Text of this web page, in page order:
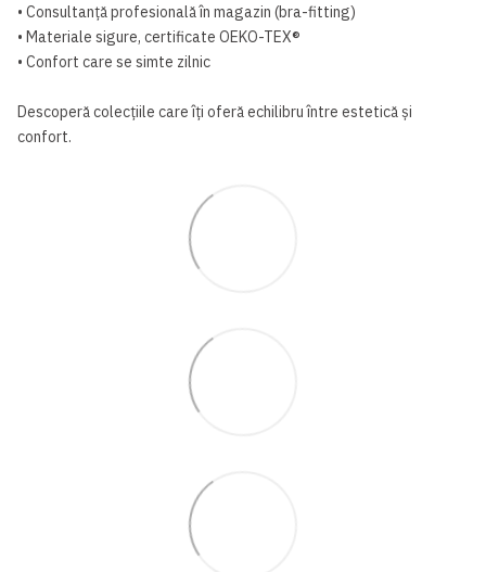
• Consultanță profesională în magazin (bra-fitting)
• Materiale sigure, certificate OEKO-TEX®
• Confort care se simte zilnic
Descoperă colecțiile care îți oferă echilibru între estetică și
confort.